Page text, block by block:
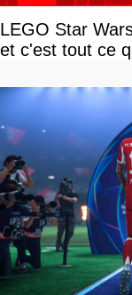
LEGO Star
et c'est tout ce